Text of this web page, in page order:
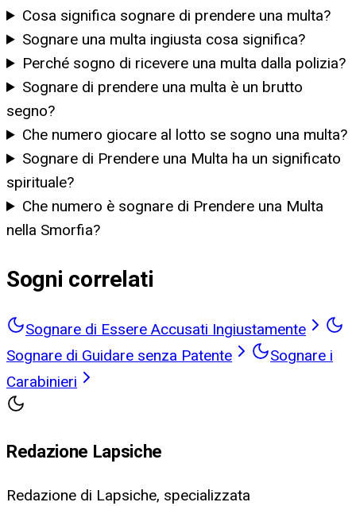
Cosa significa sognare di prendere una multa?
Sognare una multa ingiusta cosa significa?
Perché sogno di ricevere una multa dalla polizia?
Sognare di prendere una multa è un brutto
segno?
Che numero giocare al lotto se sogno una multa?
Sognare di Prendere una Multa ha un significato
spirituale?
Che numero è sognare di Prendere una Multa
nella Smorfia?
Sogni correlati
Sognare di Essere Accusati Ingiustamente
Sognare di Guidare senza Patente
Sognare i
Carabinieri
Redazione Lapsiche
Redazione di Lapsiche, specializzata